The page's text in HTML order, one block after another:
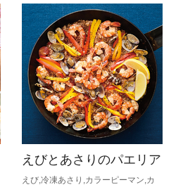
えびとあさりのパエリア
えび,冷凍あさり,カラーピーマン,カ